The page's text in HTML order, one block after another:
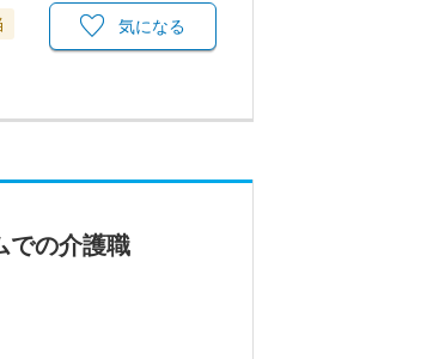
気になる
での介護職